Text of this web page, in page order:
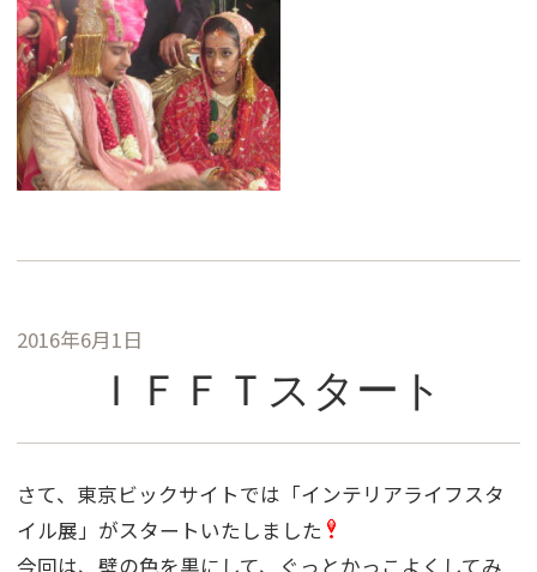
2016年6月1日
ＩＦＦＴスタート
さて、東京ビックサイトでは「インテリアライフスタ
イル展」がスタートいたしました
今回は、壁の色を黒にして、ぐっとかっこよくしてみ